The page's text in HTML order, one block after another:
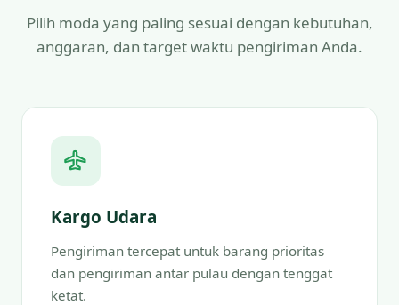
Pilih moda yang paling sesuai dengan kebutuhan,
anggaran, dan target waktu pengiriman Anda.
Kargo Udara
Pengiriman tercepat untuk barang prioritas
dan pengiriman antar pulau dengan tenggat
ketat.